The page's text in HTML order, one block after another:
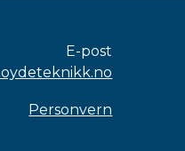
E-post
Personvern